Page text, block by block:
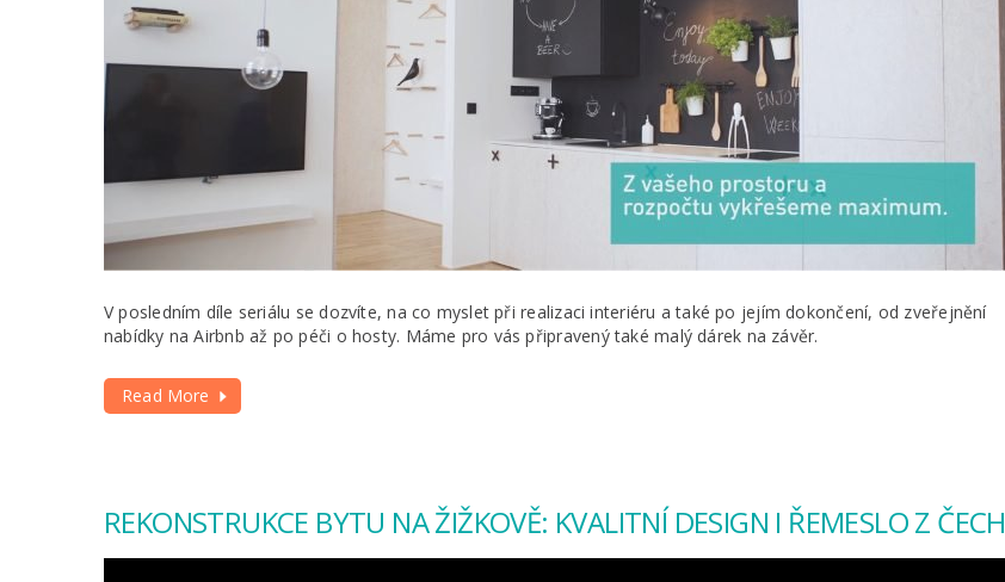
V posledním díle seriálu se dozvíte, na co myslet při realizaci interiéru a také po jejím dokončení, od zveřejnění
nabídky na Airbnb až po péči o hosty. Máme pro vás připravený také malý dárek na závěr.
Read More
REKONSTRUKCE BYTU NA ŽIŽKOVĚ: KVALITNÍ DESIGN I ŘEMESLO Z ČECH